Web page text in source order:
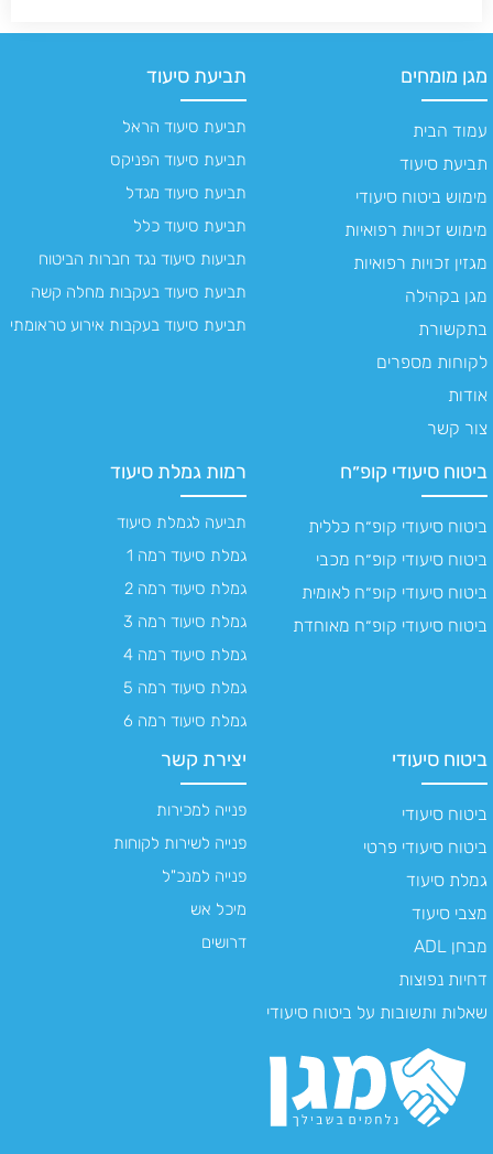
מגן מומחים
עמוד הבית
תביעת סיעוד
מימוש ביטוח סיעודי
מימוש זכויות רפואיות
מגזין זכויות רפואיות
מגן בקהילה
בתקשורת
לקוחות מספרים
אודות
צור קשר
תביעת סיעוד
תביעת סיעוד הראל
תביעת סיעוד הפניקס
תביעת סיעוד מגדל
תביעת סיעוד כלל
תביעות סיעוד נגד חברות הביטוח
תביעת סיעוד בעקבות מחלה קשה
תביעת סיעוד בעקבות אירוע טראומתי
ביטוח סיעודי
ביטוח סיעודי
ביטוח סיעודי פרטי
גמלת סיעוד
מצבי סיעוד
מבחן ADL
דחיות נפוצות
שאלות ותשובות על ביטוח סיעודי
ביטוח סיעודי קופ״ח
ביטוח סיעודי קופ״ח כללית
ביטוח סיעודי קופ״ח מכבי
ביטוח סיעודי קופ״ח לאומית
ביטוח סיעודי קופ״ח מאוחדת
רמות גמלת סיעוד
תביעה לגמלת סיעוד
גמלת סיעוד רמה 1
גמלת סיעוד רמה 2
גמלת סיעוד רמה 3
גמלת סיעוד רמה 4
גמלת סיעוד רמה 5
גמלת סיעוד רמה 6
יצירת קשר
פנייה למכירות
פנייה לשירות לקוחות
פנייה למנכ"ל
מיכל אש
דרושים